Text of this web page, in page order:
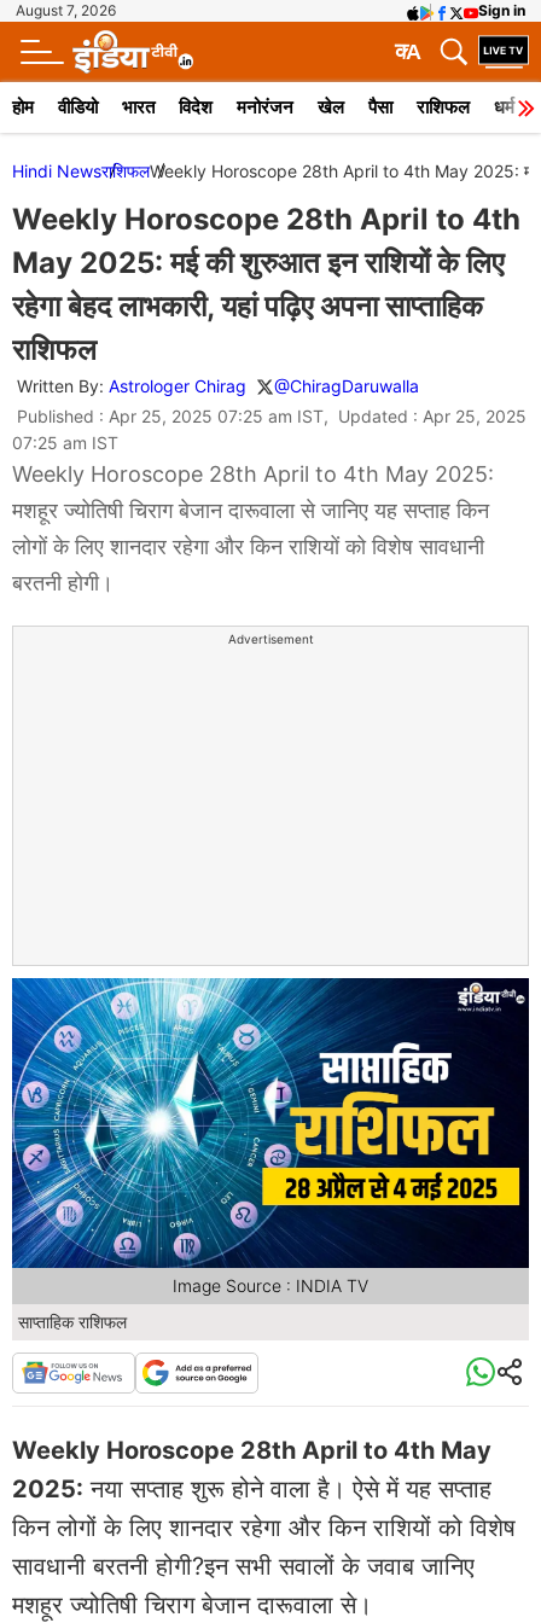
August 7, 2026 Sign in
A
क
होम वीडियो भारत विदेश मनोरंजन खेल पैसा राशिफल धर्म
Hindi NewsराशिफलWeekly Horoscope 28th April to 4th May 2025: मई की
Weekly Horoscope 28th April to 4th
May 2025: मई की शुरुआत इन राशियों के लिए
रहेगा बेहद लाभकारी, यहां पढ़िए अपना साप्ताहिक
राशिफल
Written By: Astrologer Chirag
@ChiragDaruwalla
Published : Apr 25, 2025 07:25 am IST, Updated : Apr 25, 2025
07:25 am IST
Weekly Horoscope 28th April to 4th May 2025:
मशहूर ज्योतिषी चिराग बेजान दारूवाला से जानिए यह सप्ताह किन
लोगों के लिए शानदार रहेगा और किन राशियों को विशेष सावधानी
बरतनी होगी।
Advertisement
साप्ताहिक राशिफल
Image Source : INDIA TV
Weekly Horoscope 28th April to 4th May
2025: नया सप्ताह शुरू होने वाला है। ऐसे में यह सप्ताह
किन लोगों के लिए शानदार रहेगा और किन राशियों को विशेष
सावधानी बरतनी होगी?इन सभी सवालों के जवाब जानिए
मशहूर ज्योतिषी चिराग बेजान दारूवाला से।